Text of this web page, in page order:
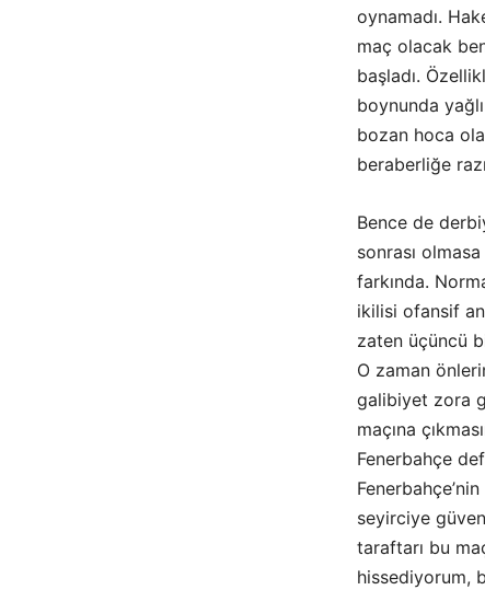
oynamadı.
maç olacak
başladı.
boynunda
bozan hoca
beraberliğe
Bence de
sonrası
farkında.
ikilisi ofansif
zaten üçüncü
O zaman
galibiyet zora
maçına
Fenerbahçe
seyirciye
taraftarı bu
hissediyorum,